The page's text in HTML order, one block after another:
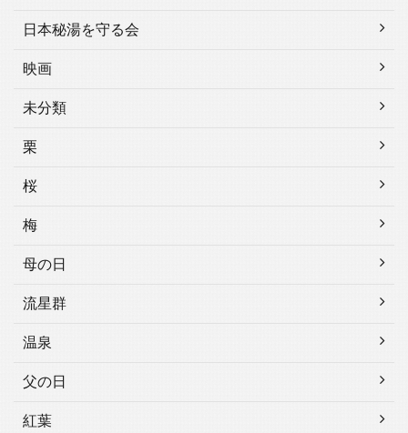
日本秘湯を守る会
映画
未分類
栗
桜
梅
母の日
流星群
温泉
父の日
紅葉